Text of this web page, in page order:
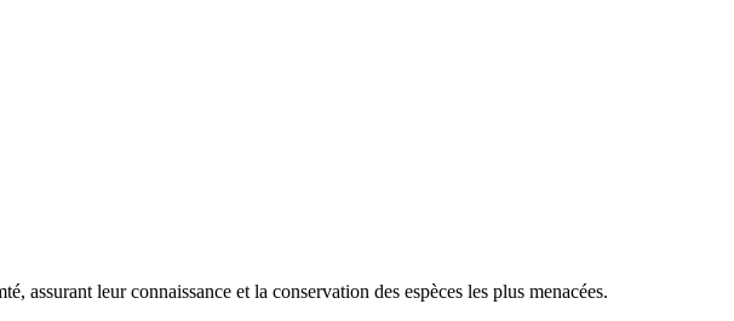
assurant leur connaissance et la conservation des espèces les plus menacées.